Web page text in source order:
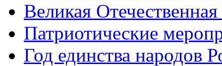
Великая
Патриотические
Год единства народов